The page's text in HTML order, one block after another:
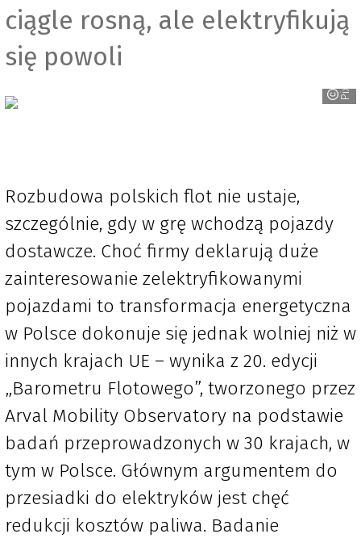
ciągle rosną, ale elektryfikują
się powoli
Pixabay
Rozbudowa polskich flot nie ustaje,
szczególnie, gdy w grę wchodzą pojazdy
dostawcze. Choć firmy deklarują duże
zainteresowanie zelektryfikowanymi
pojazdami to transformacja energetyczna
w Polsce dokonuje się jednak wolniej niż w
innych krajach UE – wynika z 20. edycji
„Barometru Flotowego”, tworzonego przez
Arval Mobility Observatory na podstawie
badań przeprowadzonych w 30 krajach, w
tym w Polsce. Głównym argumentem do
przesiadki do elektryków jest chęć
redukcji kosztów paliwa. Badanie